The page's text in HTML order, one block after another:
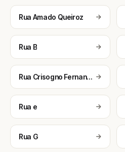
Rua Amado Queiroz
Rua B
Rua Crisogno Fernandes
Rua e
Rua G